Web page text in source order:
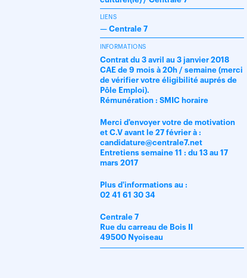
LIENS
— Centrale 7
INFORMATIONS
Contrat du 3 avril au 3 janvier 2018
CAE de 9 mois à 20h / semaine (merci
de vérifier votre éligibilité auprés de
Pôle Emploi).
Rémunération : SMIC horaire
Merci d'envoyer votre de motivation
et C.V avant le 27 février à :
candidature@centrale7.net
Entretiens semaine 11 : du 13 au 17
mars 2017
Plus d'informations au :
02 41 61 30 34
Centrale 7
Rue du carreau de Bois II
49500 Nyoiseau